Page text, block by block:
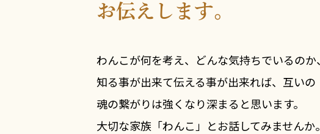
お伝えします。
わんこが何を考え、どんな気持ちでいるのか、
知る事が出来て伝える事が出来れば、互いの
魂の繋がりは強くなり深まると思います。
大切な家族「わんこ」とお話してみませんか。